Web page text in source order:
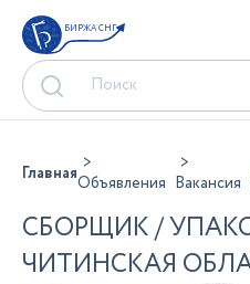
БИРЖА СНГ
ГлавнаяОбъявления Вакансия
СБОРЩИК /
ЧИТИНСКАЯ